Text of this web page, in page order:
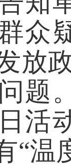
众
放
题
活
“温